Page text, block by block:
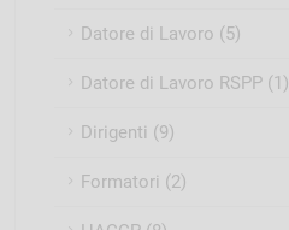
Datore di Lavoro (5)
Datore di Lavoro RSPP (1)
Dirigenti (9)
Formatori (2)